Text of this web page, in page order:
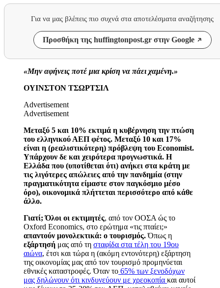
Για να μας βλέπεις πιο συχνά στα αποτελέσματα αναζήτησης
Προσθήκη της huffingtonpost.gr στην Google
«Μην αφήνεις ποτέ μια κρίση να πάει χαμένη.»
ΟΥΙΝΣΤΟΝ ΤΣΩΡΤΣΙΛ
Advertisement
Advertisement
Μεταξύ 5 και 10% εκτιμά η κυβέρνηση την πτώση
του ελληνικού ΑΕΠ φέτος. Μεταξύ 10 και 17%
είναι η (ρεαλιστικότερη) πρόβλεψη του Εconomist.
Υπάρχουν δε και χειρότερα προγνωστικά. Η
Ελλάδα που (υποτίθεται ότι) ανήκει στα κράτη με
τις λιγότερες απώλειες από την πανδημία (στην
πραγματικότητα είμαστε στον παγκόσμιο μέσο
όρο), οικονομικά πλήττεται περισσότερο από κάθε
άλλο.
Γιατί; Όλοι οι εκτιμητές, από τον ΟΟΣΑ ώς τo
Oxford Economics, στο ερώτημα «τις πταίει;»
απαντούν μονολεκτικά: ο τουρισμός.Όπως η
εξάρτησή μας από τη σταφίδα στα τέλη του 19ου
αιώνα, έτσι και τώρα η (ακόμη εντονότερη) εξάρτηση
της οικονομίας μας από τον τουρισμό προμηνύεται
εθνικές καταστροφές. Όταν το 65% των ξενοδόχων
μας δηλώνουν ότι κινδυνεύουν με χρεοκοπία και αυτοί